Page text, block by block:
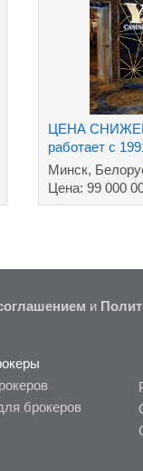
ЦЕНА
работает с
Минск,
Цена: 99 000
и
брокеров